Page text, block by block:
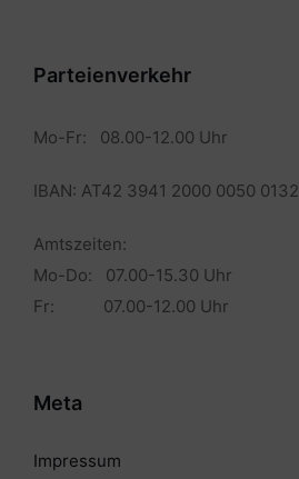
Parteienverkehr
Mo-Fr: 08.00-12.00 Uhr
IBAN: AT42 3941 2000 0050 0132
Amtszeiten:
Mo-Do: 07.00-15.30 Uhr
Fr: 07.00-12.00 Uhr
Meta
Impressum